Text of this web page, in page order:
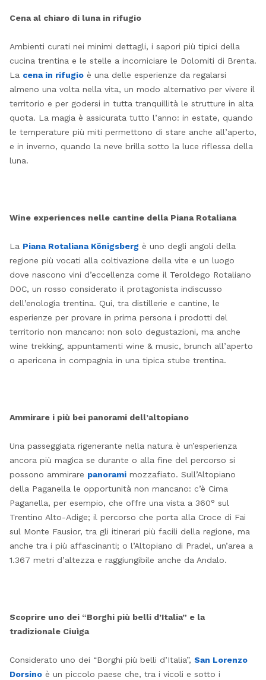
Cena al chiaro di lunain rifugio
Ambienti curati nei minimi dettagli, i sapori più tipici della
cucina trentina e le stelle a incorniciare le Dolomiti di Brenta.
La cena in rifugioè una delle esperienze da regalarsi
almeno una volta nella vita, un modo alternativo per vivere il
territorio e per godersi in tutta tranquillità le strutture in alta
quota. La magia è assicurata tutto l’anno: in estate, quando
le temperature più miti permettono di stare anche all’aperto,
e in inverno, quando la neve brilla sotto la luce riflessa della
luna.
Wine experiences nelle cantine della Piana Rotaliana
La Piana Rotaliana Königsberg è uno degli angoli della
regione più vocati alla coltivazione della vite e un luogo
dove nascono vini d’eccellenza come il Teroldego Rotaliano
DOC, un rosso considerato il protagonista indiscusso
dell’enologia trentina. Qui, tra distillerie e cantine, le
esperienze per provare in prima persona i prodotti del
territorio non mancano: non solo degustazioni, ma anche
wine trekking, appuntamenti wine & music, brunch all’aperto
o apericena in compagnia in una tipica stube trentina.
Ammirare i più bei panorami dell’altopiano
Una passeggiata rigenerante nella natura è un’esperienza
ancora più magica se durante o alla fine del percorso si
possono ammirare panoramimozzafiato. Sull’Altopiano
della Paganella le opportunità non mancano: c’è Cima
Paganella, per esempio, che offre una vista a 360° sul
Trentino Alto-Adige; il percorso che porta alla Croce di Fai
sul Monte Fausior, tra gli itinerari più facili della regione, ma
anche tra i più affascinanti; o l’Altopiano di Pradel, un’area a
1.367 metri d’altezza e raggiungibile anche da Andalo.
Scoprire uno dei “Borghi più belli d’Italia” e la
tradizionale Ciuìga
Considerato uno dei “Borghi più belli d’Italia”, San Lorenzo
Dorsinoè un piccolo paese che, tra i vicoli e sotto i